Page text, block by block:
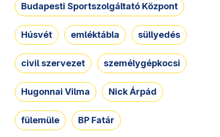
Budapesti Sportszolgáltató Központ
Húsvét emléktábla süllyedés
civil szervezet személygépkocsi
Hugonnai Vilma Nick Árpád
fülemüle BP Fatár